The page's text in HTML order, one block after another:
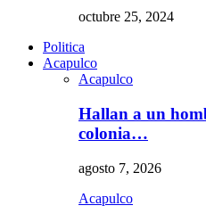
octubre 25, 2024
Politica
Acapulco
Acapulco
Hallan a un
colonia…
agosto 7, 2026
Acapulco